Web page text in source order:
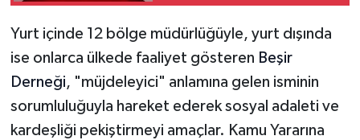
Yurt içinde 12 bölge müdürlüğüyle, yurt dışında
ise onlarca ülkede faaliyet gösteren Beşir
Derneği, "müjdeleyici" anlamına gelen isminin
sorumluluğuyla hareket ederek sosyal adaleti ve
kardeşliği pekiştirmeyi amaçlar. Kamu Yararına